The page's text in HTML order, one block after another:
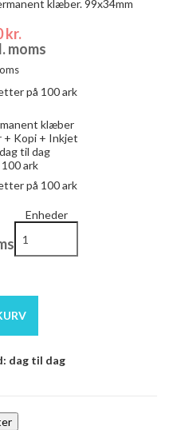
klæber. 99x34mm
kr.
moms
på 100 ark
klæber
+ Kopi + Inkjet
til dag
100 ark
på 100 ark
Enheder
dag til dag